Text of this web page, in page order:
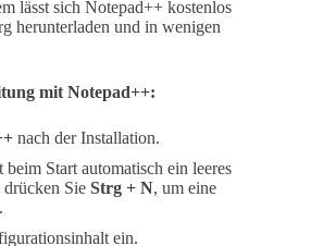
lässt sich Notepad++ kostenlos
herunterladen und in wenigen
mit Notepad++:
nach der Installation.
Start automatisch ein leeres
Sie Strg + N, um eine
ein.